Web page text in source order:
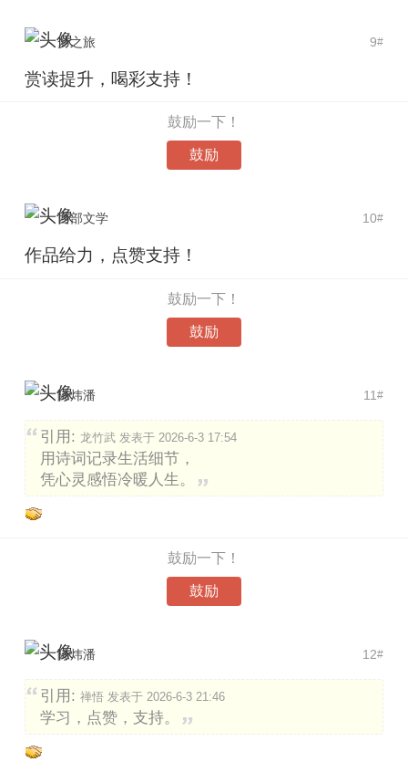
9#
梦之旅
赏读提升，喝彩支持！
鼓励一下！
鼓励
10#
西部文学
作品给力，点赞支持！
鼓励一下！
鼓励
11#
陈炜潘
引用: 龙竹武 发表于 2026-6-3 17:54
用诗词记录生活细节，
凭心灵感悟冷暖人生。
鼓励一下！
鼓励
12#
陈炜潘
引用: 禅悟 发表于 2026-6-3 21:46
学习，点赞，支持。